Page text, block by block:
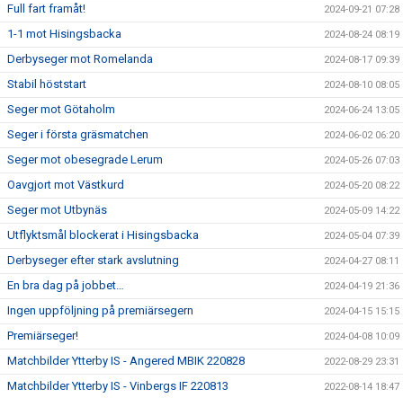
Full fart framåt! 2024-09-21 07:28
1-1 mot Hisingsbacka 2024-08-24 08:19
Derbyseger mot Romelanda 2024-08-17 09:39
Stabil höststart 2024-08-10 08:05
Seger mot Götaholm 2024-06-24 13:05
Seger i första gräsmatchen 2024-06-02 06:20
Seger mot obesegrade Lerum 2024-05-26 07:03
Oavgjort mot Västkurd 2024-05-20 08:22
Seger mot Utbynäs 2024-05-09 14:22
Utflyktsmål blockerat i Hisingsbacka 2024-05-04 07:39
Derbyseger efter stark avslutning 2024-04-27 08:11
En bra dag på jobbet… 2024-04-19 21:36
Ingen uppföljning på premiärsegern 2024-04-15 15:15
Premiärseger! 2024-04-08 10:09
Matchbilder Ytterby IS - Angered MBIK 220828 2022-08-29 23:31
Matchbilder Ytterby IS - Vinbergs IF 220813 2022-08-14 18:47